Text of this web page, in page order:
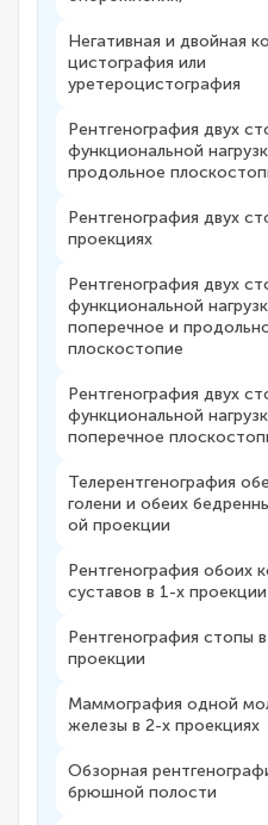
Негативная и двойная
цистография или
уретероцистография
Рентгенография двух
функциональной
продольное
Рентгенография двух
проекциях
Рентгенография двух
функциональной
поперечное и
плоскостопие
Рентгенография двух
функциональной
поперечное
Телерентгенография
голени и обеих
ой проекции
Рентгенография обоих
суставов в 1-х проекции
Рентгенография стопы
проекции
Маммография одной
железы в 2-х проекциях
Обзорная
брюшной полости